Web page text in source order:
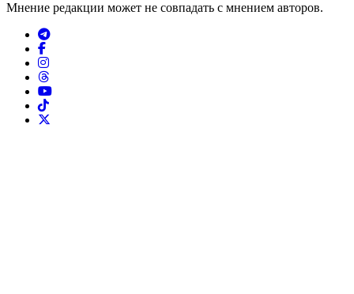
Мнение редакции может не совпадать с мнением авторов.